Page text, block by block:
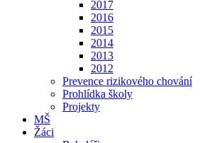
2017
2016
2015
2014
2013
2012
Prevence rizikového chování
Prohlídka školy
Projekty
MŠ
Žáci